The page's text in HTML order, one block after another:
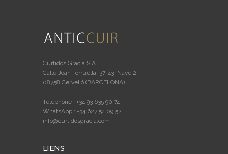
Curtidos Gracia S.A
Calle Joan Torruella, 37-43, Nave 2
08758 Cervelló (BARCELONA)
Téléphone : +34 93 635 90 74
WhatsApp : +34 627 54 09 52
info@curtidosgracia.com
LIENS